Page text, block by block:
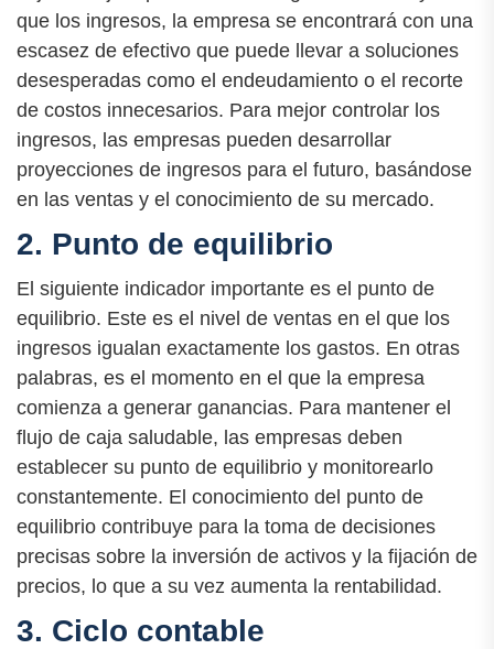
que los ingresos, la empresa se encontrará con una
escasez de efectivo que puede llevar a soluciones
desesperadas como el endeudamiento o el recorte
de costos innecesarios. Para mejor controlar los
ingresos, las empresas pueden desarrollar
proyecciones de ingresos para el futuro, basándose
en las ventas y el conocimiento de su mercado.
2. Punto de equilibrio
El siguiente indicador importante es el punto de
equilibrio. Este es el nivel de ventas en el que los
ingresos igualan exactamente los gastos. En otras
palabras, es el momento en el que la empresa
comienza a generar ganancias. Para mantener el
flujo de caja saludable, las empresas deben
establecer su punto de equilibrio y monitorearlo
constantemente. El conocimiento del punto de
equilibrio contribuye para la toma de decisiones
precisas sobre la inversión de activos y la fijación de
precios, lo que a su vez aumenta la rentabilidad.
3. Ciclo contable